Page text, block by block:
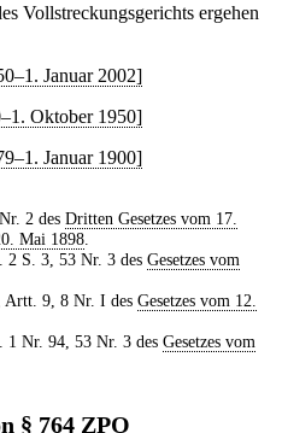
Vollstreckungsgerichts ergehen
Januar 2002]
Oktober 1950]
Januar 1900]
2 des Dritten Gesetzes vom 17.
Mai 1898
2 S. 3, 53 Nr. 3 des Gesetzes vom
Artt. 9, 8 Nr. I des Gesetzes vom 12.
1 Nr. 94, 53 Nr. 3 des Gesetzes vom
§ 764 ZPO